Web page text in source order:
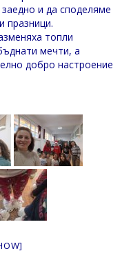
и да споделяме
празници.
топли
мечти, а
добро настроение